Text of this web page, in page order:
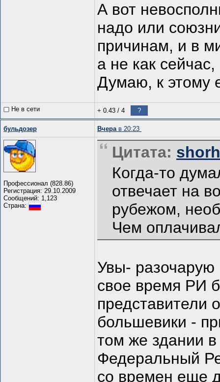
А вот
надо или
причинам, и в
а не как
Думаю, к этому
Не в сети + 0.43 / 4 ?
бульдозер Вчерав 20:23
Профессионал (828.86)
Регистрация: 29.10.2009
Сообщений: 1,123
Страна:
Цитата:
Когда-то
отвечает на
рубежом,
Чем
Увы- разочарую
свое время РИ
представители
большевики -
том же здании
Федеральный
со времен еще